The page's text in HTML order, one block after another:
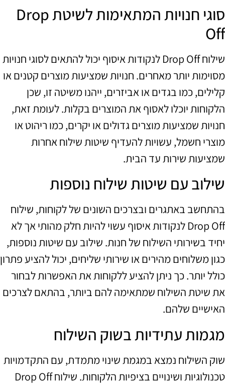
סוגי חנויות המתאימות לשיטת Drop
Off
שילוח Drop Off לנקודות איסוף יכול להתאים לסוגי חנויות
מסוימות יותר מאחרים. חנויות שמציעות מוצרים קטנים או
קלילים, כמו בגדים או אביזרים, ייהנו משיטה זו, שכן
הלקוחות יוכלו לאסוף את המוצרים בקלות. לעומת זאת,
חנויות שמציעות מוצרים גדולים או יקרים, כמו ריהוט או
מוצרי חשמל, עשויות להעדיף שיטות שילוח אחרות
שמציעות שירות עד הבית.
שילוב עם שיטות שילוח נוספות
בהתחשב באתגרים ובצרכים השונים של לקוחות, שילוח
Drop Off לנקודות איסוף עשוי להיות חלק מהותי אך לא
יחיד בשירותי השילוח של חנות. שילוב עם שיטות נוספות,
כגון משלוחים מהירים או שירותי שליחים, יכול להציע פתרון
כולל יותר. כך ניתן להציע ללקוחות את האפשרות לבחור
את שיטת השילוח שמתאימה להם ביותר, בהתאם לצרכים
האישיים שלהם.
מגמות עתידיות בשוק השילוח
שוק השילוח נמצא במגמת שינוי מתמדת, עם התקדמויות
טכנולוגיות ושינויים בציפיות הלקוחות. שילוח Drop Off